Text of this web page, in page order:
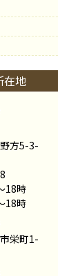
在地
方5-3-
時
18時
栄町1-